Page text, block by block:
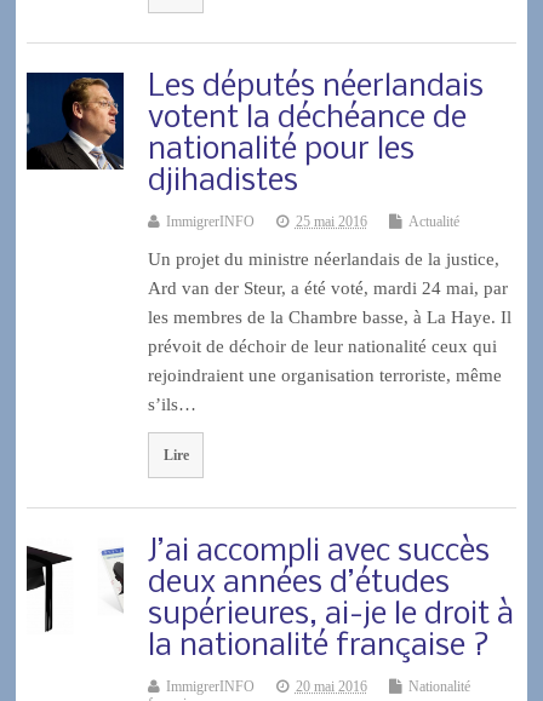
Les députés néerlandais
votent la déchéance de
nationalité pour les
djihadistes
ImmigrerINFO 25 mai 2016 Actualité
Un projet du ministre néerlandais de la justice,
Ard van der Steur, a été voté, mardi 24 mai, par
les membres de la Chambre basse, à La Haye. Il
prévoit de déchoir de leur nationalité ceux qui
rejoindraient une organisation terroriste, même
s’ils…
Lire
J’ai accompli avec succès
deux années d’études
supérieures, ai-je le droit à
la nationalité française ?
ImmigrerINFO 20 mai 2016
Nationalité